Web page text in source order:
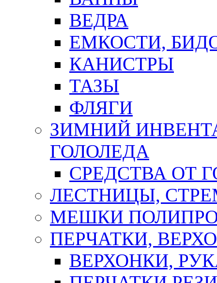
ВЕДРА
ЕМКОСТИ,
КАНИСТРЫ
ТАЗЫ
ФЛЯГИ
ЗИМНИЙ
ГОЛОЛЕДА
СРЕДСТВА ОТ
ЛЕСТНИЦЫ,
МЕШКИ
ПЕРЧАТКИ,
ВЕРХОНКИ,